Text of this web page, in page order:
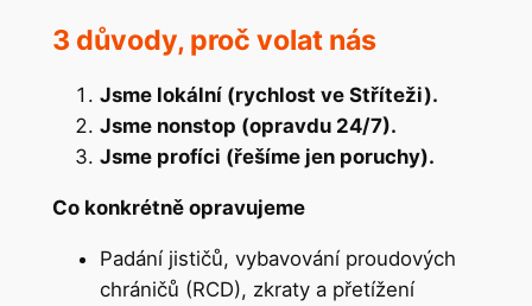
3 důvody, proč volat nás
Jsme lokální (rychlost ve Stříteži).
Jsme nonstop (opravdu 24/7).
Jsme profíci (řešíme jen poruchy).
Co konkrétně opravujeme
Padání jističů, vybavování proudových
chráničů (RCD), zkraty a přetížení